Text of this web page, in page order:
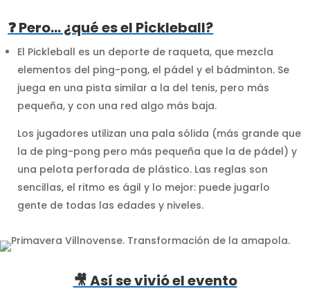
❓ Pero… ¿qué es el Pickleball?
El Pickleball es un deporte de raqueta, que mezcla
elementos del ping-pong, el pádel y el bádminton. Se
juega en una pista similar a la del tenis, pero más
pequeña, y con una red algo más baja.
Los jugadores utilizan una pala sólida (más grande que
la de ping-pong pero más pequeña que la de pádel) y
una pelota perforada de plástico. Las reglas son
sencillas, el ritmo es ágil y lo mejor: puede jugarlo
gente de todas las edades y niveles.
🎥 Así se vivió el evento